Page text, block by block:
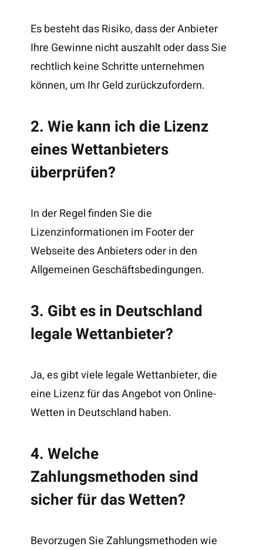
Es besteht das Risiko, dass der Anbieter
Ihre Gewinne nicht auszahlt oder dass Sie
rechtlich keine Schritte unternehmen
können, um Ihr Geld zurückzufordern.
2. Wie kann ich die Lizenz
eines Wettanbieters
überprüfen?
In der Regel finden Sie die
Lizenzinformationen im Footer der
Webseite des Anbieters oder in den
Allgemeinen Geschäftsbedingungen.
3. Gibt es in Deutschland
legale Wettanbieter?
Ja, es gibt viele legale Wettanbieter, die
eine Lizenz für das Angebot von Online-
Wetten in Deutschland haben.
4. Welche
Zahlungsmethoden sind
sicher für das Wetten?
Bevorzugen Sie Zahlungsmethoden wie